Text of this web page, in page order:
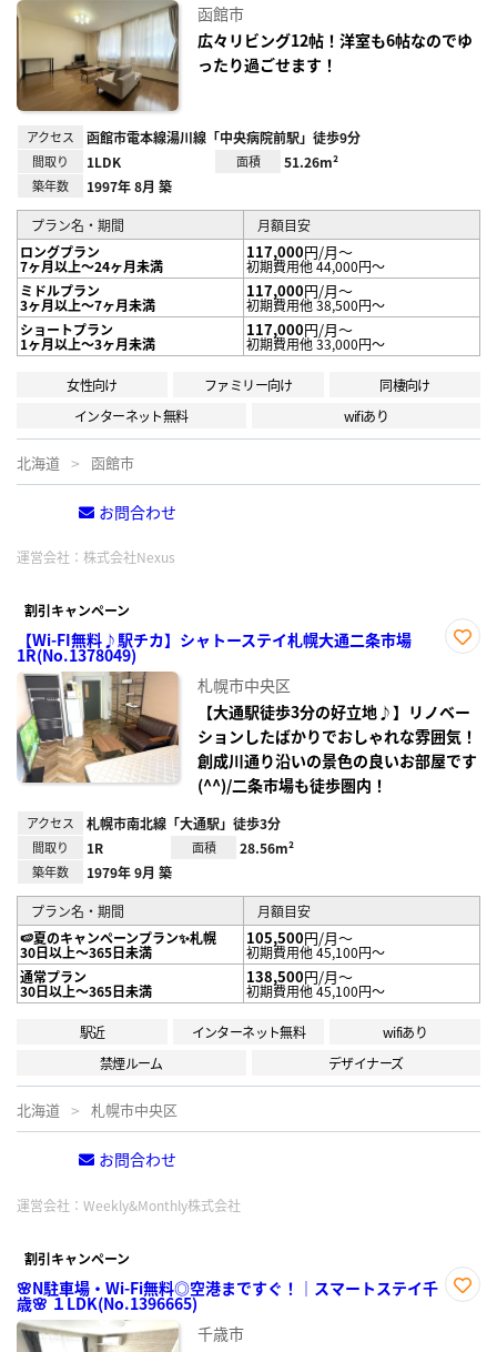
り登
録
函館市
広々リビング12帖！洋室も6帖なのでゆ
ったり過ごせます！
アクセス 函館市電本線湯川線「中央病院前駅」徒歩9分
間取り 1LDK 面積 51.26m²
築年数 1997年 8月 築
プラン名・期間
月額目安
ロングプラン
7ヶ月以上～24ヶ月未満
117,000円/月～
初期費用他 44,000円～
ミドルプラン
3ヶ月以上～7ヶ月未満
117,000円/月～
初期費用他 38,500円～
ショートプラン
1ヶ月以上～3ヶ月未満
117,000円/月～
初期費用他 33,000円～
女性向け ファミリー向け
同棲向け
インターネット無料
wifiあり
北海道 函館市
お問合わせ
運営会社： 株式会社Nexus
割引キャンペーン
【Wi-FI無料♪駅チカ】シャトーステイ札幌大通二条市場
1R(No.1378049)
録
札幌市中央区
【大通駅徒歩3分の好立地♪】リノベー
ションしたばかりでおしゃれな雰囲気！
創成川通り沿いの景色の良いお部屋です
(^^)/二条市場も徒歩圏内！
アクセス 札幌市南北線「大通駅」徒歩3分
間取り 1R 面積 28.56m²
築年数 1979年 9月 築
プラン名・期間
月額目安
🍉夏のキャンペーンプラン✨札幌
30日以上～365日未満
105,500円/月～
初期費用他 45,100円～
通常プラン
30日以上～365日未満
138,500円/月～
初期費用他 45,100円～
駅近 インターネット無料
wifiあり
禁煙ルーム
デザイナーズ
北海道 札幌市中央区
お問合わせ
運営会社： Weekly&Monthly株式会社
割引キャンペーン
🌸N駐車場・Wi-Fi無料◎空港まですぐ！｜スマートステイ千
歳🌸 １LDK(No.1396665)
千歳市